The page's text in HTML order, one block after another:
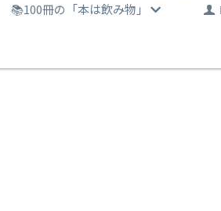
📚100冊の「本は飲み物」